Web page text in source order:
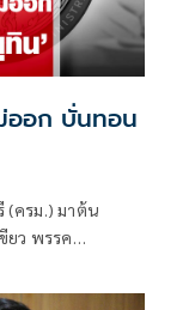
ออก บั่นทอน
(ครม.) มาต้น
ยว พรรค